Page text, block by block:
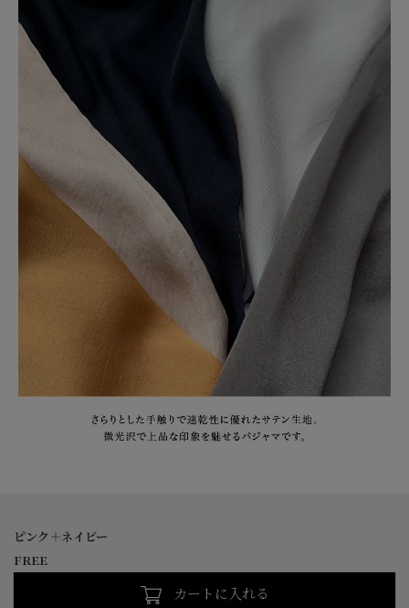
ピンク＋ネイビー
FREE
カートに入れる